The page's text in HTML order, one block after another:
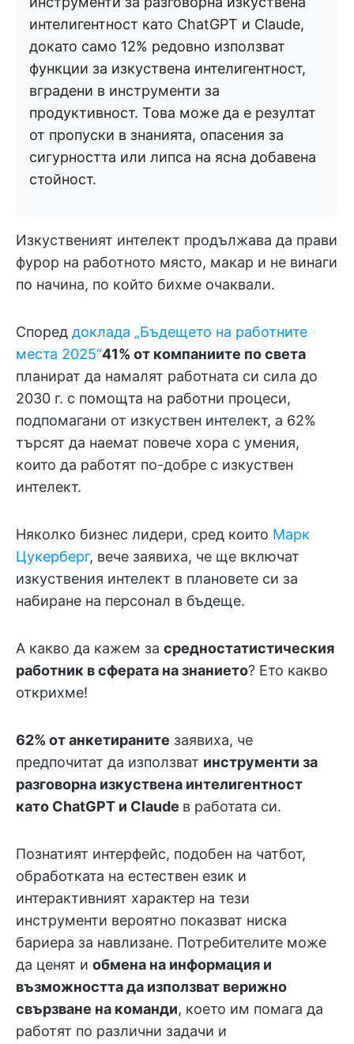
интелигентност като ChatGPT и Claude,
докато само 12% редовно използват
функции за изкуствена интелигентност,
вградени в инструменти за
продуктивност. Това може да е резултат
от пропуски в знанията, опасения за
сигурността или липса на ясна добавена
стойност.
Изкуственият интелект продължава да прави
фурор на работното място, макар и не винаги
по начина, по който бихме очаквали.
Според доклада „Бъдещето на работните
места 2025“41% от компаниите по света
планират да намалят работната си сила до
2030 г. с помощта на работни процеси,
подпомагани от изкуствен интелект, а 62%
търсят да наемат повече хора с умения,
които да работят по-добре с изкуствен
интелект.
Няколко бизнес лидери, сред които Марк
Цукерберг, вече заявиха, че ще включат
изкуствения интелект в плановете си за
набиране на персонал в бъдеще.
А какво да кажем за средностатистическия
работник в сферата на знанието? Ето какво
открихме!
62% от анкетираните заявиха, че
предпочитат да използват инструменти за
разговорна изкуствена интелигентност
като ChatGPT и Claude в работата си.
Познатият интерфейс, подобен на чатбот,
обработката на естествен език и
интерактивният характер на тези
инструменти вероятно показват ниска
бариера за навлизане. Потребителите може
да ценят и обмена на информация и
възможността да използват верижно
свързване на команди, което им помага да
работят по различни задачи и